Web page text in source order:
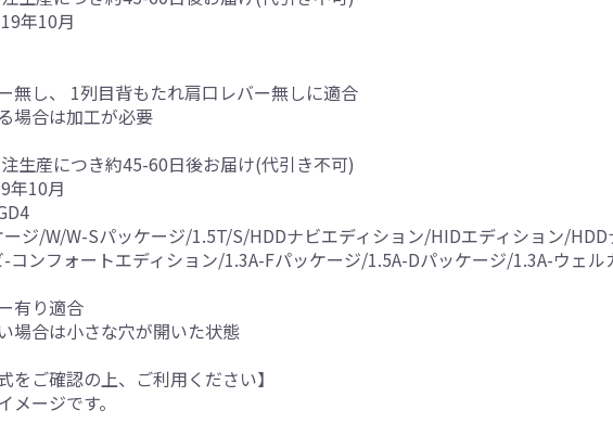
年10月
無し、 1列目背もたれ肩口レバー無しに適合
場合は加工が必要
産につき約45-60日後お届け(代引き不可)
年10月
ジ/W/W-Sパッケージ/1.5T/S/HDDナビエディション/HIDエディション/
コンフォートエディション/1.3A-Fパッケージ/1.5A-Dパッケージ/1.3A-ウェ
有り適合
場合は小さな穴が開いた状態
をご確認の上、ご利用ください】
ージです。